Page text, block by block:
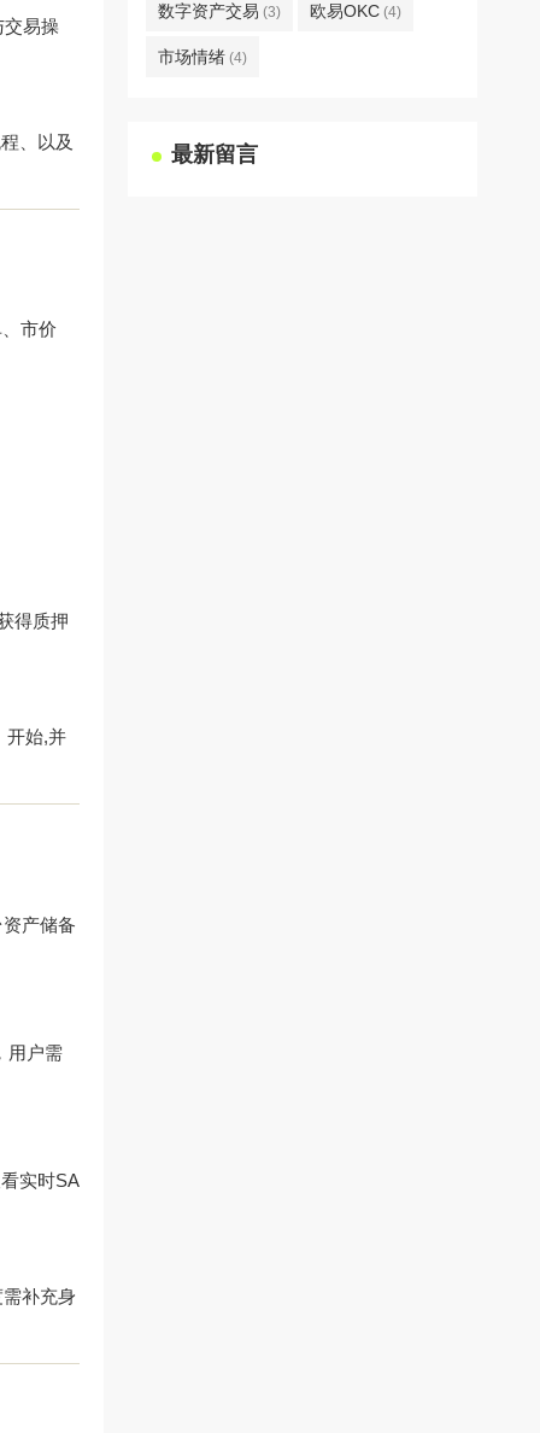
交易操
、以及
市价
得质押
开始,并
产储备
用户需
实时SA
补充身
数字资产交易 (3) 欧易OKC (4)
市场情绪 (4)
最新留言